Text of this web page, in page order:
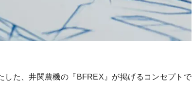
した、井関農機の『BFREX』が掲げるコンセプトで